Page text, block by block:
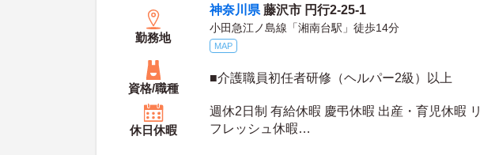
勤務地
神奈川県 藤沢市 円行2-25-1
小田急江ノ島線「湘南台駅」徒歩14分
MAP
資格/職種
■介護職員初任者研修（ヘルパー2級）以上
休日休暇
週休2日制 有給休暇 慶弔休暇 出産・育児休暇 リ
フレッシュ休暇